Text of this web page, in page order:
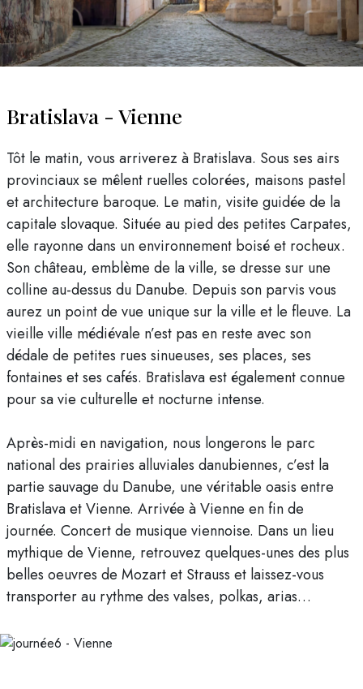
Bratislava - Vienne
Tôt le matin, vous arriverez à Bratislava. Sous ses airs
provinciaux se mêlent ruelles colorées, maisons pastel
et architecture baroque. Le matin, visite guidée de la
capitale slovaque. Située au pied des petites Carpates,
elle rayonne dans un environnement boisé et rocheux.
Son château, emblème de la ville, se dresse sur une
colline au-dessus du Danube. Depuis son parvis vous
aurez un point de vue unique sur la ville et le fleuve. La
vieille ville médiévale n’est pas en reste avec son
dédale de petites rues sinueuses, ses places, ses
fontaines et ses cafés. Bratislava est également connue
pour sa vie culturelle et nocturne intense.
Après-midi en navigation, nous longerons le parc
national des prairies alluviales danubiennes, c’est la
partie sauvage du Danube, une véritable oasis entre
Bratislava et Vienne. Arrivée à Vienne en fin de
journée. Concert de musique viennoise. Dans un lieu
mythique de Vienne, retrouvez quelques-unes des plus
belles oeuvres de Mozart et Strauss et laissez-vous
transporter au rythme des valses, polkas, arias…